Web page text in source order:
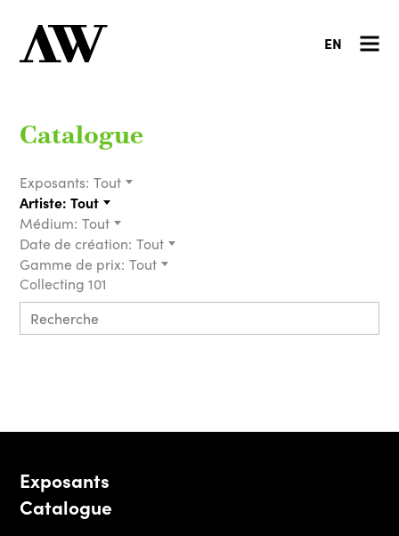
EN
Catalogue
Exposants: Tout
Artiste: Tout
Médium: Tout
Date de création: Tout
Gamme de prix: Tout
Collecting 101
Exposants
Catalogue